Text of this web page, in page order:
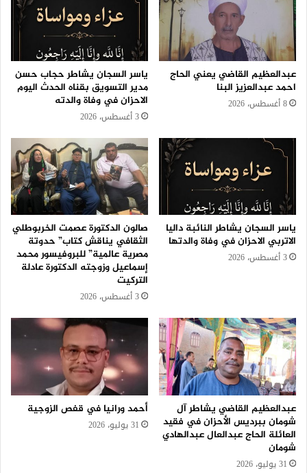
عبدالعظيم القاضي يعني الحاج
احمد عبدالعزيز البنا
8 أغسطس، 2026
ياسر السجان يشاطر حجاب حسن
مدير التسويق بقناه الحدث اليوم
الاحزان في وفاة والدته
3 أغسطس، 2026
ياسر السجان يشاطر النائبة داليا
الاتربي الاحزان في وفاة والدتها
3 أغسطس، 2026
صالون الدكتورة عصمت الخربوطلي
الثقافي يناقش كتاب” حدوتة
مصرية عالمية” للبروفيسور محمد
إسماعيل وزوجته الدكتورة عادلة
التركيت
3 أغسطس، 2026
عبدالعظيم القاضي يشاطر آل
شومان ببرديس الأحزان في فقيد
العائلة الحاج عبدالعال عبدالهادي
شومان
31 يوليو، 2026
أحمد ورانيا في قفص الزوجية
31 يوليو، 2026